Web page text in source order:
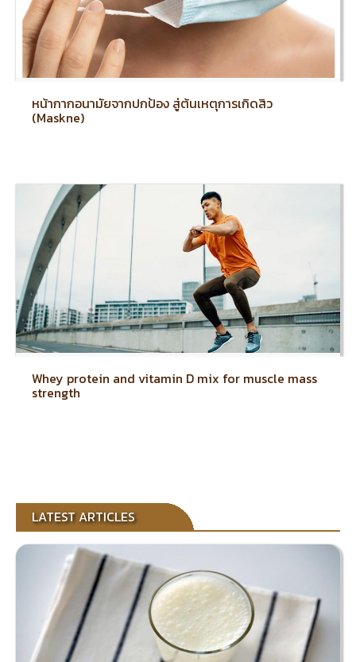
หน้ากากอนามัยจากปกป้อง สู่ต้นเหตุการเกิดสิว
(Maskne)
Whey protein and vitamin D mix for muscle mass
strength
LATEST ARTICLES